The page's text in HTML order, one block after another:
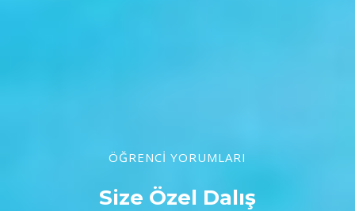
ÖĞRENCİ YORUMLARI
Size Özel Dalış